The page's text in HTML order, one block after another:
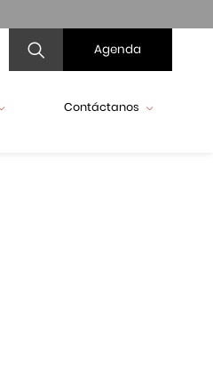
Agenda
Contáctanos